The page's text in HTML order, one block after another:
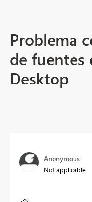
Problema
de fuentes
Desktop
Anonymous
Not applicable